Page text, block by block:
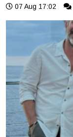
07 Aug 17:02